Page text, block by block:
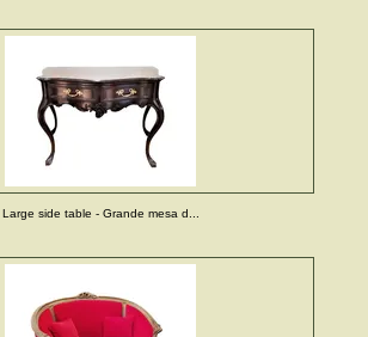
Large side table - Grande mesa d...